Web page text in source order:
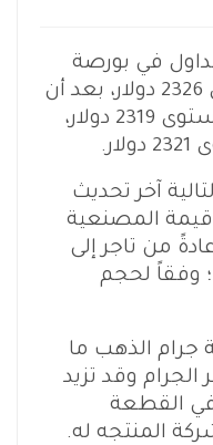
في بورصة
الذهب العالمية إلى مستوى 2326 دولار، بعد أن
استهلت التداول بتراجع لمستوى 2319 دولار،
آخر تحديث
المصنعية
من تاجر إلى
وفقاً لحجم
جرام الذهب ما
سعر الجرام وقد تزيد
في القطعة
المنتجه له.